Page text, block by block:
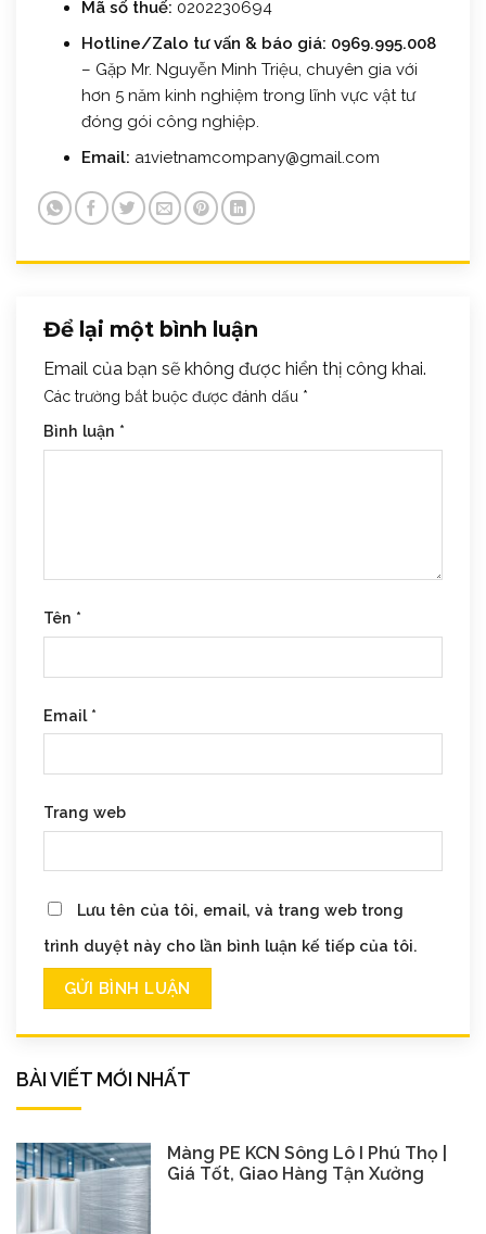
Mã số thuế: 0202230694
Hotline/Zalo tư vấn & báo giá: 0969.995.008
– Gặp Mr. Nguyễn Minh Triệu, chuyên gia với
hơn 5 năm kinh nghiệm trong lĩnh vực vật tư
đóng gói công nghiệp.
Email: a1vietnamcompany@gmail.com
Để lại một bình luận
Email của bạn sẽ không được hiển thị công khai.
Các trường bắt buộc được đánh dấu *
Bình luận *
Tên *
Email *
Trang web
Lưu tên của tôi, email, và trang web trong
trình duyệt này cho lần bình luận kế tiếp của tôi.
BÀI VIẾT MỚI NHẤT
Màng PE KCN Sông Lô I Phú Thọ |
Giá Tốt, Giao Hàng Tận Xưởng